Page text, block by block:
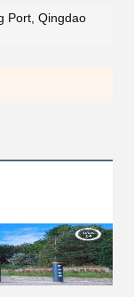
Port, Qingdao